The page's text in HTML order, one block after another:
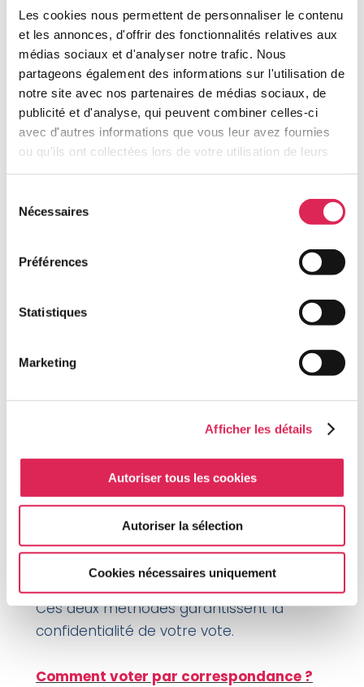
Les cookies nous permettent de personnaliser le contenu
et les annonces, d'offrir des fonctionnalités relatives aux
médias sociaux et d'analyser notre trafic. Nous
partageons également des informations sur l'utilisation de
notre site avec nos partenaires de médias sociaux, de
publicité et d'analyse, qui peuvent combiner celles-ci
avec d'autres informations que vous leur avez fournies
ou qu'ils ont collectées lors de votre utilisation de leurs
Nécessaires
Préférences
Statistiques
Marketing
Afficher les détails
Autoriser tous les cookies
Autoriser la sélection
Cookies nécessaires uniquement
Augmentation de loyer, programme
d’entretien des logements, construction de
logements neufs, organisation des services...
Les locataires sont associés à ces décisions
portant sur le fonctionnement de la société
par l’intermédiaire de représentants qu’ils
élisent pour un mandat de 4 ans.
Ils ont pour rôle de défendre les intérêts des
commissions d’attributions de logements et
locative.
Bénévoles, ces représentants acceptent de
consacrer une partie de Ieur temps pour les
autres locataires.
Vous recevrez d’ici le 7 novembre, un
courrier comprenant le matériel de vote
nécessaire : Il comprendra les bulletins de
vote par correspondance, ainsi que les
modalités de vote par Internet.
Ces deux méthodes garantissent la
confidentialité de votre vote.
Comment voter par correspondance ?